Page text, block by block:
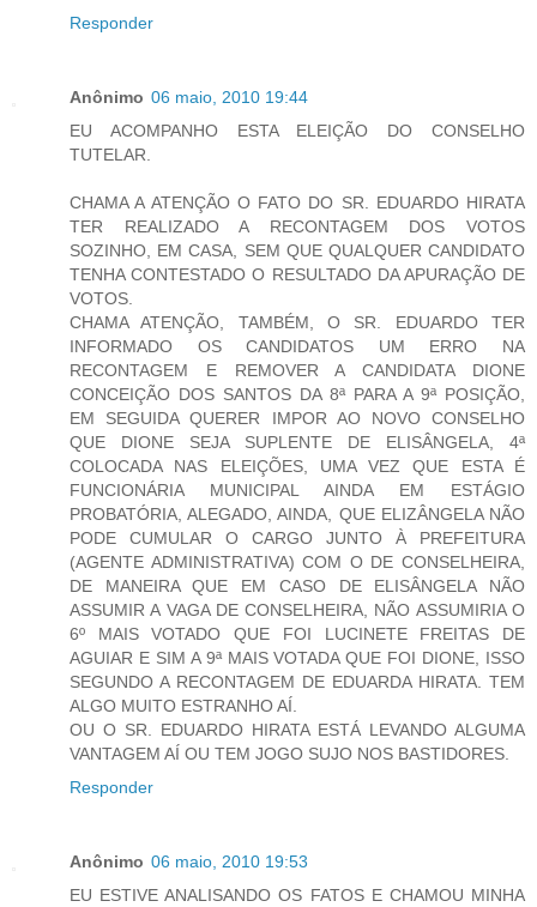
Responder
Anônimo 06 maio, 2010 19:44
EU ACOMPANHO ESTA ELEIÇÃO DO CONSELHO
TUTELAR.
CHAMA A ATENÇÃO O FATO DO SR. EDUARDO HIRATA
TER REALIZADO A RECONTAGEM DOS VOTOS
SOZINHO, EM CASA, SEM QUE QUALQUER CANDIDATO
TENHA CONTESTADO O RESULTADO DA APURAÇÃO DE
VOTOS.
CHAMA ATENÇÃO, TAMBÉM, O SR. EDUARDO TER
INFORMADO OS CANDIDATOS UM ERRO NA
RECONTAGEM E REMOVER A CANDIDATA DIONE
CONCEIÇÃO DOS SANTOS DA 8ª PARA A 9ª POSIÇÃO,
EM SEGUIDA QUERER IMPOR AO NOVO CONSELHO
QUE DIONE SEJA SUPLENTE DE ELISÂNGELA, 4ª
COLOCADA NAS ELEIÇÕES, UMA VEZ QUE ESTA É
FUNCIONÁRIA MUNICIPAL AINDA EM ESTÁGIO
PROBATÓRIA, ALEGADO, AINDA, QUE ELIZÂNGELA NÃO
PODE CUMULAR O CARGO JUNTO À PREFEITURA
(AGENTE ADMINISTRATIVA) COM O DE CONSELHEIRA,
DE MANEIRA QUE EM CASO DE ELISÂNGELA NÃO
ASSUMIR A VAGA DE CONSELHEIRA, NÃO ASSUMIRIA O
6º MAIS VOTADO QUE FOI LUCINETE FREITAS DE
AGUIAR E SIM A 9ª MAIS VOTADA QUE FOI DIONE, ISSO
SEGUNDO A RECONTAGEM DE EDUARDA HIRATA. TEM
ALGO MUITO ESTRANHO AÍ.
OU O SR. EDUARDO HIRATA ESTÁ LEVANDO ALGUMA
VANTAGEM AÍ OU TEM JOGO SUJO NOS BASTIDORES.
Responder
Anônimo 06 maio, 2010 19:53
EU ESTIVE ANALISANDO OS FATOS E CHAMOU MINHA